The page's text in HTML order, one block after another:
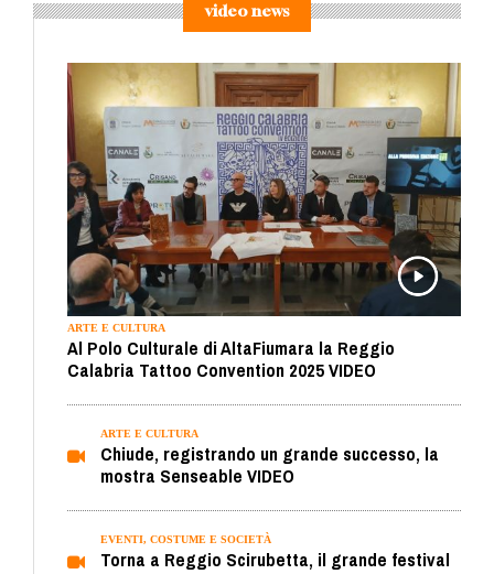
video news
ARTE E CULTURA
Al Polo Culturale di AltaFiumara la Reggio
Calabria Tattoo Convention 2025 VIDEO
ARTE E CULTURA
Chiude, registrando un grande successo, la
mostra Senseable VIDEO
EVENTI, COSTUME E SOCIETÀ
Torna a Reggio Scirubetta, il grande festival